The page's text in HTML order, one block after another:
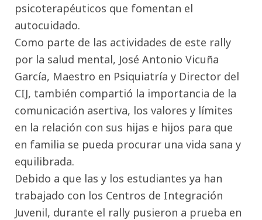
psicoterapéuticos que fomentan el
autocuidado.
Como parte de las actividades de este rally
por la salud mental, José Antonio Vicuña
García, Maestro en Psiquiatría y Director del
CIJ, también compartió la importancia de la
comunicación asertiva, los valores y límites
en la relación con sus hijas e hijos para que
en familia se pueda procurar una vida sana y
equilibrada.
Debido a que las y los estudiantes ya han
trabajado con los Centros de Integración
Juvenil, durante el rally pusieron a prueba en